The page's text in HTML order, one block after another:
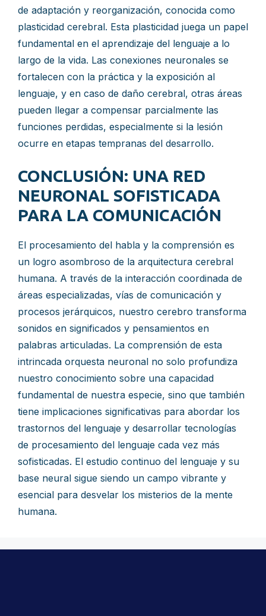
de adaptación y reorganización, conocida como
plasticidad cerebral. Esta plasticidad juega un papel
fundamental en el aprendizaje del lenguaje a lo
largo de la vida. Las conexiones neuronales se
fortalecen con la práctica y la exposición al
lenguaje, y en caso de daño cerebral, otras áreas
pueden llegar a compensar parcialmente las
funciones perdidas, especialmente si la lesión
ocurre en etapas tempranas del desarrollo.
CONCLUSIÓN: UNA RED
NEURONAL SOFISTICADA
PARA LA COMUNICACIÓN
El procesamiento del habla y la comprensión es
un logro asombroso de la arquitectura cerebral
humana. A través de la interacción coordinada de
áreas especializadas, vías de comunicación y
procesos jerárquicos, nuestro cerebro transforma
sonidos en significados y pensamientos en
palabras articuladas. La comprensión de esta
intrincada orquesta neuronal no solo profundiza
nuestro conocimiento sobre una capacidad
fundamental de nuestra especie, sino que también
tiene implicaciones significativas para abordar los
trastornos del lenguaje y desarrollar tecnologías
de procesamiento del lenguaje cada vez más
sofisticadas. El estudio continuo del lenguaje y su
base neural sigue siendo un campo vibrante y
esencial para desvelar los misterios de la mente
humana.